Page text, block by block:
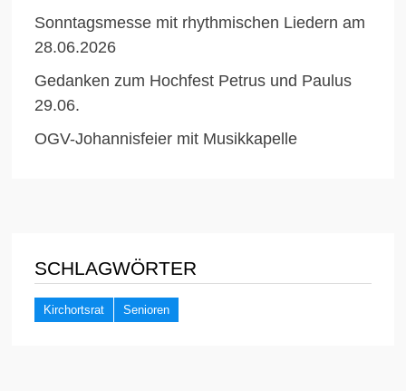
Sonntagsmesse mit rhythmischen Liedern am
28.06.2026
Gedanken zum Hochfest Petrus und Paulus
29.06.
OGV-Johannisfeier mit Musikkapelle
SCHLAGWÖRTER
Kirchortsrat Senioren